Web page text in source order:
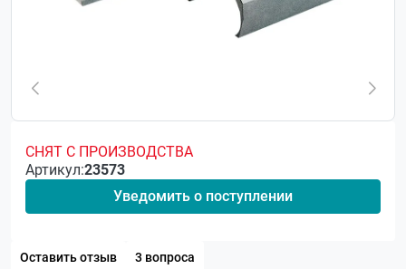
СНЯТ С ПРОИЗВОДСТВА
Артикул:23573
Уведомить о поступлении
Оставить отзыв 3 вопроса